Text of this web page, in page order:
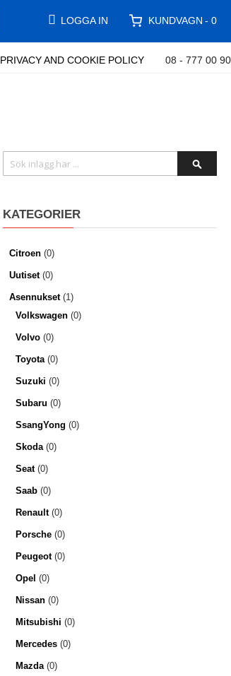
PRIVACY AND COOKIE POLICY 08 - 777 00 90
KUNDVAGN 0
LOGGA IN
KATEGORIER
Citroen(0)
Uutiset(0)
Asennukset(1)
Volkswagen(0)
Volvo (0)
Toyota(0)
Suzuki (0)
Subaru (0)
SsangYong (0)
Skoda(0)
Seat(0)
Saab(0)
Renault(0)
Porsche(0)
Peugeot(0)
Opel (0)
Nissan(0)
Mitsubishi (0)
Mercedes(0)
Mazda(0)